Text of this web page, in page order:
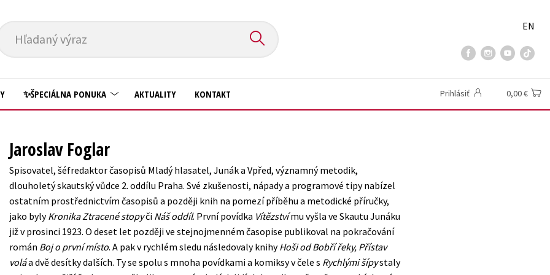
Hľadaný výraz
EN
Kuchárske knihy
New Adult
Obchod a ekonómia
Ostatné
Prírodné vedy
Technické vedy
Učebnice
Umenie a kultúra
✨ŠPECIÁLNA PONUKA AKTUALITY KONTAKT Prihlásiť 0,00 €
Jaroslav Foglar
Spisovatel, šéfredaktor časopisů Mladý hlasatel, Junák a Vpřed, významný metodik,
dlouholetý skautský vůdce 2. oddílu Praha. Své zkušenosti, nápady a programové tipy nabízel
ostatním prostřednictvím časopisů a později knih na pomezí příběhu a metodické příručky,
jako bylyKronika Ztracené stopyči Náš oddíl. První povídka Vítězstvímu vyšla ve Skautu Junáku
již v prosinci 1923. O deset let později ve stejnojmenném časopise publikoval na pokračování
román Boj o první místo. A pak v rychlém sledu následovaly knihyHoši od Bobří řeky, Přístav
voláa dvě desítky dalších. Ty se spolu s mnoha povídkami a komiksy v čele s Rychlými šípystaly